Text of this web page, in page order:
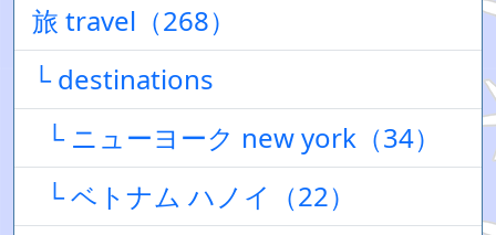
旅 travel（268）
└ destinations
└ ニューヨーク new york（34）
└ ベトナム ハノイ（22）